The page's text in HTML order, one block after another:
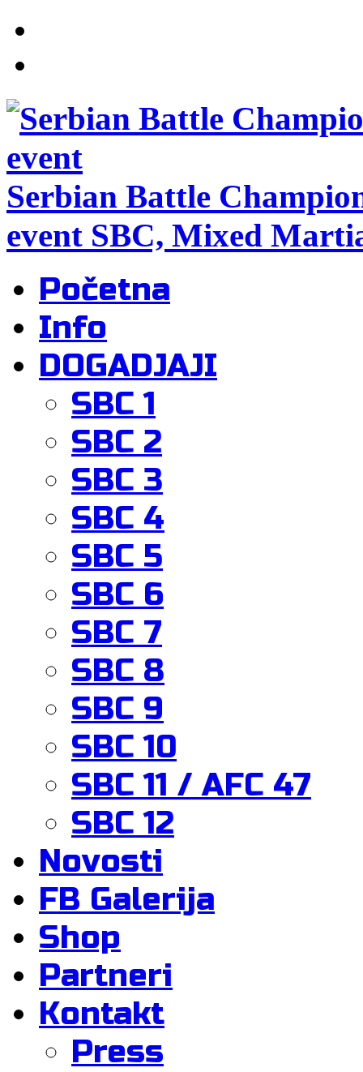
Serbian Battle
event SBC, Mixed
Početna
Info
DOGADJAJI
SBC 1
SBC 2
SBC 3
SBC 4
SBC 5
SBC 6
SBC 7
SBC 8
SBC 9
SBC 10
SBC 11 / AFC 47
SBC 12
Novosti
FB Galerija
Shop
Partneri
Kontakt
Press